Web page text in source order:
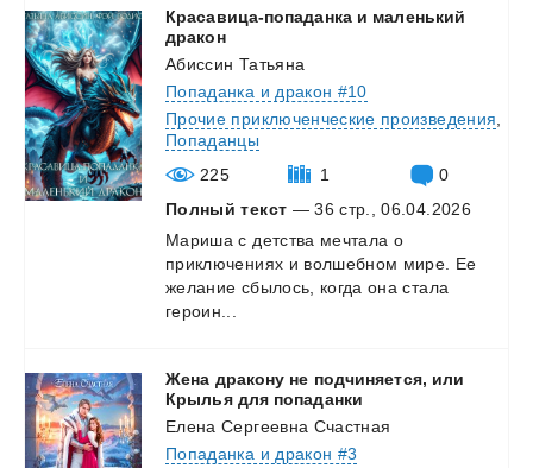
Красавица-попаданка и маленький
дракон
Абиссин Татьяна
Попаданка и дракон #10
Прочие приключенческие произведения
Попаданцы
225
1
0
Полный текст — 36 стр., 06.04.2026
Мариша с детства мечтала о
приключениях и волшебном мире. Ее
желание сбылось, когда она стала
героин...
Жена дракону не подчиняется, или
Крылья для попаданки
Елена Сергеевна Счастная
Попаданка и дракон #3